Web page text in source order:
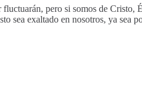
pero si somos de Cristo,
sea exaltado en nosotros, ya sea